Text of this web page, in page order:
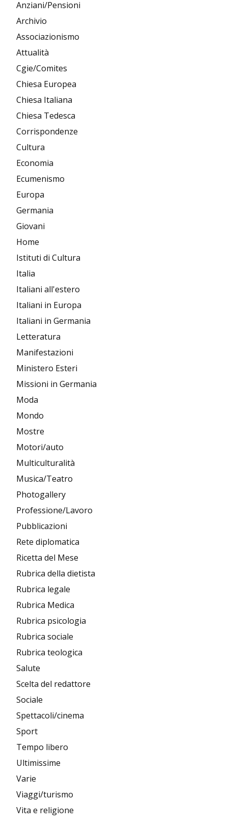
Anziani/Pensioni
Archivio
Associazionismo
Attualità
Cgie/Comites
Chiesa Europea
Chiesa Italiana
Chiesa Tedesca
Corrispondenze
Cultura
Economia
Ecumenismo
Europa
Germania
Giovani
Home
Istituti di Cultura
Italia
Italiani all'estero
Italiani in Europa
Italiani in Germania
Letteratura
Manifestazioni
Ministero Esteri
Missioni in Germania
Moda
Mondo
Mostre
Motori/auto
Multiculturalità
Musica/Teatro
Photogallery
Professione/Lavoro
Pubblicazioni
Rete diplomatica
Ricetta del Mese
Rubrica della dietista
Rubrica legale
Rubrica Medica
Rubrica psicologia
Rubrica sociale
Rubrica teologica
Salute
Scelta del redattore
Sociale
Spettacoli/cinema
Sport
Tempo libero
Ultimissime
Varie
Viaggi/turismo
Vita e religione